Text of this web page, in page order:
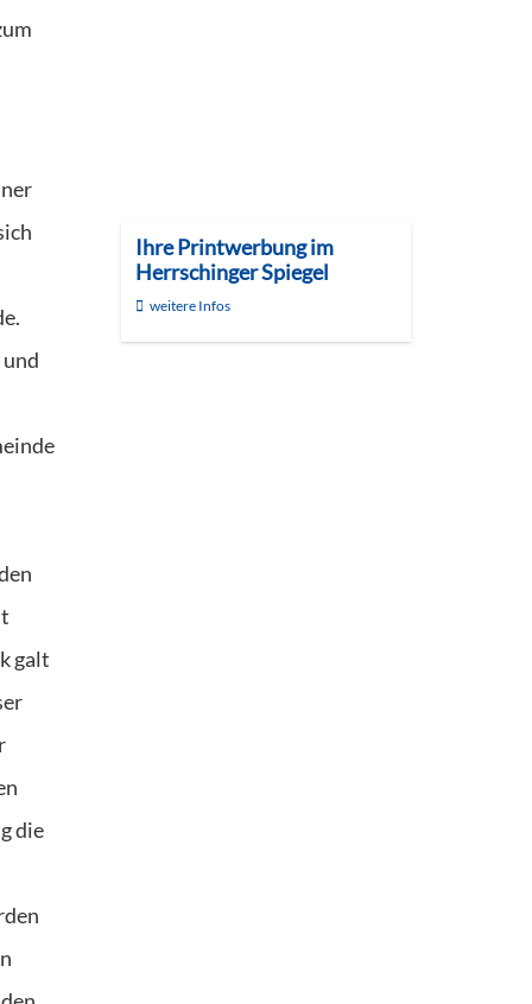
galt
die
Ihre Printwerbung im
Herrschinger Spiegel
weitere Infos